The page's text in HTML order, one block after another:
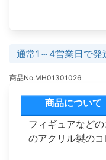
通常1～4営業日で発
商品No.MH01301026
商品について
フィギュアなど
のアクリル製のコ